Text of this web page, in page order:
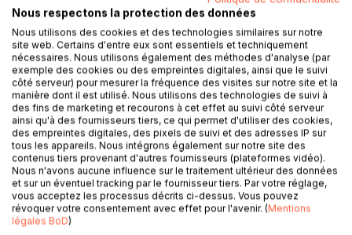
bitume. Le vent avait balayé les feuilles de cette fin
d'automne pour les déposer grossièrement de l'autre côté
de la rue. Le long du trottoir, les poubelles éventrées, sans
doute par des chats affamés, avaient vomi leurs entrailles,
laissant un amas d'immondices malodorant. Les rues
étroites et sans vie tendaient leurs bras à toutes les
misères de ce quartier populaire. Animaux errants et rats
se côtoyaient dans la plus triste impunité, dévoilant, malgré
eux, le niveau social alentour. De pauvres gens
s'entassaient dans des immeubles insalubres, menés par
un destin cynique qui n'avait que faire de savoir si là était
leur place. Était-ce seulement la place de quelqu'un ?
Léna avait resserré le col de sa parka. Ses pures
convictions et son cœur d'enfant l'avaient sortie de chez
Nous respectons la protection des données
Nous utilisons des cookies et des technologies similaires sur notre
site web. Certains d'entre eux sont essentiels et techniquement
nécessaires. Nous utilisons également des méthodes d'analyse (par
exemple des cookies ou des empreintes digitales, ainsi que le suivi
côté serveur) pour mesurer la fréquence des visites sur notre site et la
manière dont il est utilisé. Nous utilisons des technologies de suivi à
des fins de marketing et recourons à cet effet au suivi côté serveur
ainsi qu'à des fournisseurs tiers, ce qui permet d'utiliser des cookies,
des empreintes digitales, des pixels de suivi et des adresses IP sur
tous les appareils. Nous intégrons également sur notre site des
contenus tiers provenant d'autres fournisseurs (plateformes vidéo).
Nous n'avons aucune influence sur le traitement ultérieur des données
et sur un éventuel tracking par le fournisseur tiers. Par votre réglage,
vous acceptez les processus décrits ci-dessus. Vous pouvez
révoquer votre consentement avec effet pour l'avenir. (Mentions
légales BoD)